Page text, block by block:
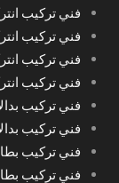
فني تركيب انتركوم
فني تركيب
فني تركيب انتركوم
فني تركيب
فني تركيب بدالات
فني تركيب
فني تركيب
فني تركيب